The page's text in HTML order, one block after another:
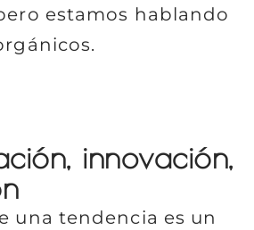
estamos hablando
innovación,
una tendencia es un